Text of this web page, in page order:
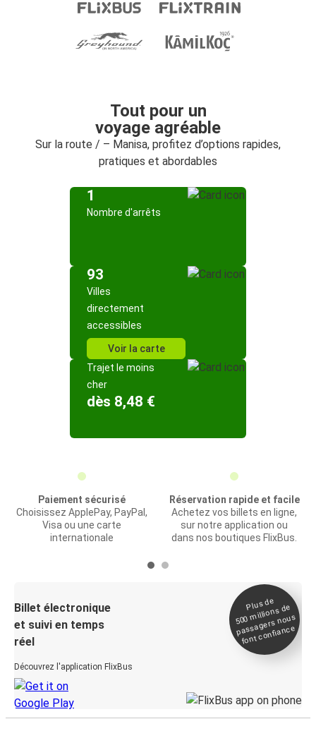
Tout pour un
voyage agréable
Sur la route / – Manisa, profitez d’options rapides,
pratiques et abordables
1
Nombre d'arrêts
93
Villes
directement
accessibles
Voir la carte
Trajet le moins
cher
dès 8,48 €
Paiement sécurisé
Choisissez ApplePay, PayPal,
Visa ou une carte
internationale
Réservation rapide et facile
Achetez vos billets en ligne,
sur notre application ou
dans nos boutiques FlixBus.
Billet électronique
et suivi en temps
réel
Découvrez l'application FlixBus
Plus de
500
millions de
passagers nous
font confiance